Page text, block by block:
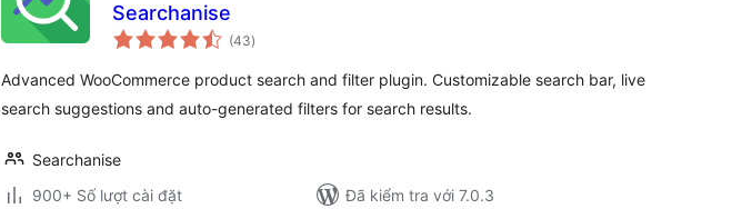
Searchanise
(43tổng
đánh
)
Advanced WooCommerce product search and filter plugin. Customizable search bar, live
search suggestions and auto-generated filters for search results.
Searchanise
900+ Số lượt cài đặt
Đã kiểm tra với 7.0.3